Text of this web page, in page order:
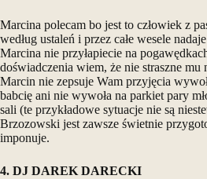
Marcina polecam bo jest to człowiek z
według ustaleń i przez całe wesele
Marcina nie przyłapiecie na
doświadczenia wiem, że nie straszne
Marcin nie zepsuje Wam przyjęcia
babcię ani nie wywoła na parkiet pary
sali (te przykładowe sytuacje nie są
Brzozowski jest zawsze świetnie
imponuje.
4. DJ DAREK DARECKI